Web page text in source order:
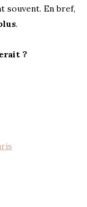
souvent. En bref,
.
?